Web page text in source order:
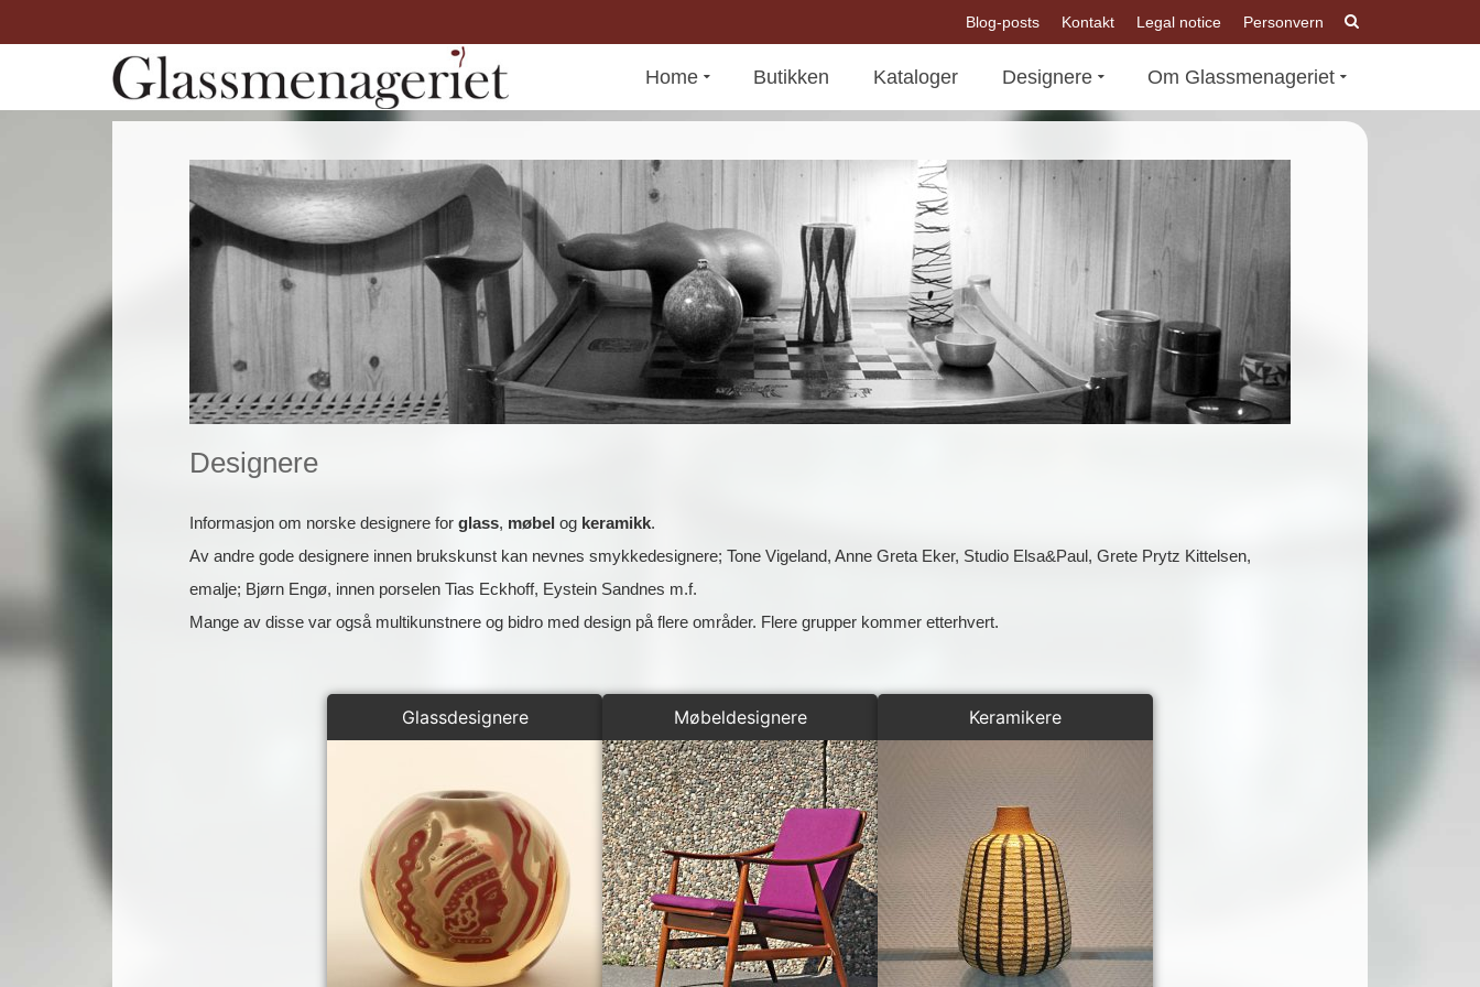
Blog-posts Kontakt Legal notice Personvern
Home Butikken Kataloger Designere Om Glassmenageriet
Designere
Informasjon om norske designere for glass, møbel og keramikk.
Av andre gode designere innen brukskunst kan nevnes smykkedesignere; Tone Vigeland, Anne Greta Eker, Studio Elsa&Paul, Grete Prytz Kittelsen,
emalje; Bjørn Engø, innen porselen Tias Eckhoff, Eystein Sandnes m.f.
Mange av disse var også multikunstnere og bidro med design på flere områder. Flere grupper kommer etterhvert.
Glassdesignere Møbeldesignere Keramikere